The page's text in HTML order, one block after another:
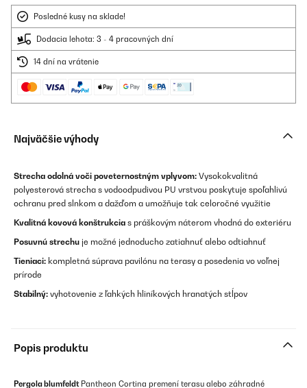
Posledné kusy na sklade!
Dodacia lehota: 3 - 4 pracovných dní
14 dní na vrátenie
Najväčšie výhody
Strecha odolná voči poveternostným vplyvom: Vysokokvalitná
polyesterová strecha s vodoodpudivou PU vrstvou poskytuje spoľahlivú
ochranu pred slnkom a dažďom a umožňuje tak celoročné využitie
Kvalitná kovová konštrukcia s práškovým náterom vhodná do exteriéru
Posuvnú strechu je možné jednoducho zatiahnuť alebo odtiahnuť
Tieniaci: kompletná súprava pavilónu na terasy a posedenia vo voľnej
prírode
Stabilný: vyhotovenie z ľahkých hliníkových hranatých stĺpov
Popis produktu
Pergola blumfeldtPantheon Cortina premení terasu alebo záhradné